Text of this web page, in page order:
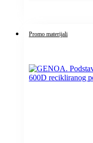
Promo materijali